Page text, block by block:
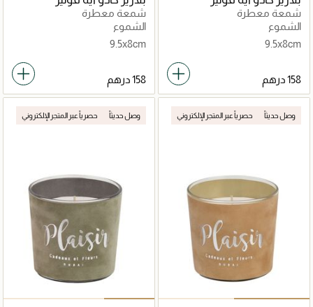
شمعة معطرة
الشموع
9.5x8cm
شمعة معطرة
الشموع
9.5x8cm
وصل حديثاً حصرياً عبر المتجر الإلكتروني وصل حديثاً حصرياً عبر المتجر الإلكتروني